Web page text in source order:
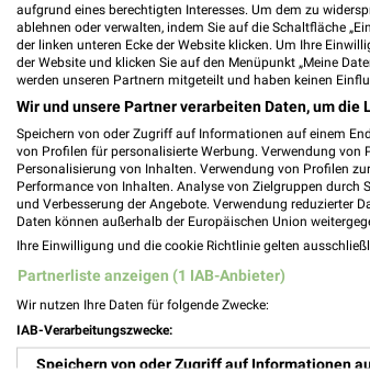
Globus Baumarkt
Golfclub Mannheim-
aufgrund eines berechtigten Interesses. Um dem zu
ablehnen oder verwalten, indem Sie auf die Schaltfläche
der linken unteren Ecke der Website klicken. Um Ihre
der Website und klicken Sie auf den Menüpunkt „Meine
werden unseren Partnern mitgeteilt und haben keinen
Wir und unsere Partner verarbeiten Daten, um
Speichern von oder Zugriff auf Informationen auf einem
von Profilen für personalisierte Werbung. Verwendung
Personalisierung von Inhalten. Verwendung von Profilen
Performance von Inhalten. Analyse von Zielgruppen durch
und Verbesserung der Angebote. Verwendung reduzierter
Daten können außerhalb der Europäischen Union
Ihre Einwilligung und die cookie Richtlinie gelten
Partnerliste anzeigen (1 IAB-Anbieter)
Wir nutzen Ihre Daten für folgende Zwecke:
IAB-Verarbeitungszwecke:
Speichern von oder Zugriff auf Informationen